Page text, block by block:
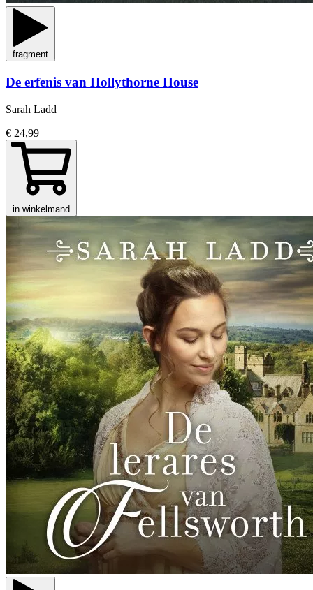
fragment
De erfenis van Hollythorne House
Sarah Ladd
€ 24,99
in winkelmand